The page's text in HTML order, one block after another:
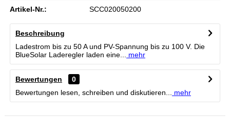
Artikel-Nr.: SCC020050200
Beschreibung
Ladestrom bis zu 50 A und PV-Spannung bis zu 100 V. Die
BlueSolar Laderegler laden eine...
mehr
Bewertungen
0
Bewertungen lesen, schreiben und diskutieren...
mehr